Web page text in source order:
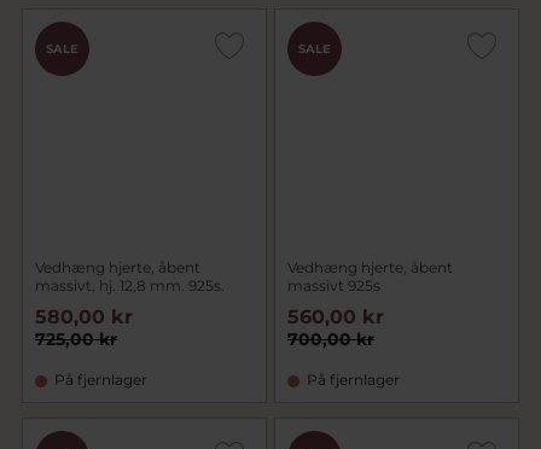
SALE
Vedhæng hjerte, åbent
massivt, hj. 12,8 mm. 925s.
725,00 kr
580,00 kr
På fjernlager
SALE
Vedhæng hjerte, åbent
massivt 925s
700,00 kr
560,00 kr
På fjernlager